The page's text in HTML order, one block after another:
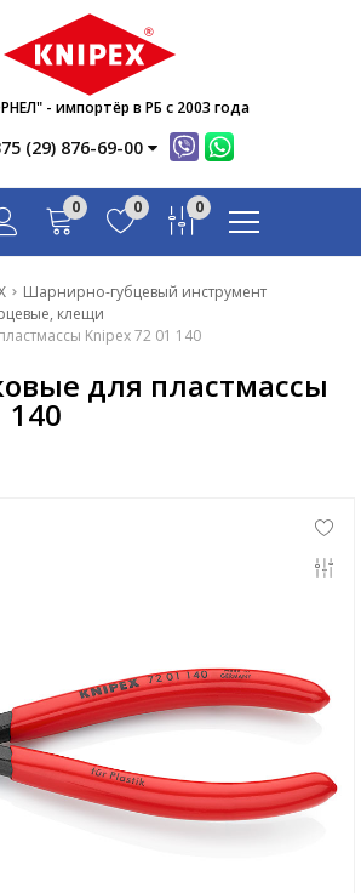
- импортёр в РБ с 2003 года
(29) 876-69-00
Каталог
Новости
0 0 0
Шарнирно-губцевый инструмент
клещи
Knipex 72 01 140
для пластмассы
140
Новости
Акции
Инфо
Контакты
Вопрос-ответ